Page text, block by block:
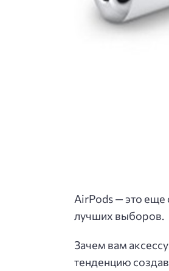
AirPods — это еще
лучших выборов.
Зачем вам
тенденцию